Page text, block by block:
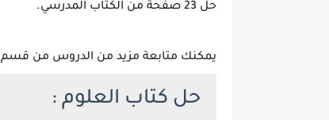
حل 23 صفحة من الكتاب المدرسي.
يمكنك متابعة مزيد من الدروس من قسم
حل كتاب العلوم :